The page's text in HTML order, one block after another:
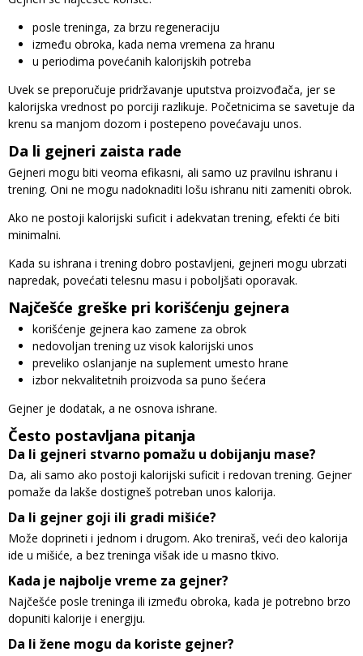
posle treninga, za brzu regeneraciju
između obroka, kada nema vremena za hranu
u periodima povećanih kalorijskih potreba
Uvek se preporučuje pridržavanje uputstva proizvođača, jer se
kalorijska vrednost po porciji razlikuje. Početnicima se savetuje da
krenu sa manjom dozom i postepeno povećavaju unos.
Da li gejneri zaista rade
Gejneri mogu biti veoma efikasni, ali samo uz pravilnu ishranu i
trening. Oni ne mogu nadoknaditi lošu ishranu niti zameniti obrok.
Ako ne postoji kalorijski suficit i adekvatan trening, efekti će biti
minimalni.
Kada su ishrana i trening dobro postavljeni, gejneri mogu ubrzati
napredak, povećati telesnu masu i poboljšati oporavak.
Najčešće greške pri korišćenju gejnera
korišćenje gejnera kao zamene za obrok
nedovoljan trening uz visok kalorijski unos
preveliko oslanjanje na suplement umesto hrane
izbor nekvalitetnih proizvoda sa puno šećera
Gejner je dodatak, a ne osnova ishrane.
Često postavljana pitanja
Da li gejneri stvarno pomažu u dobijanju mase?
Da, ali samo ako postoji kalorijski suficit i redovan trening. Gejner
pomaže da lakše dostigneš potreban unos kalorija.
Da li gejner goji ili gradi mišiće?
Može doprineti i jednom i drugom. Ako treniraš, veći deo kalorija
ide u mišiće, a bez treninga višak ide u masno tkivo.
Kada je najbolje vreme za gejner?
Najčešće posle treninga ili između obroka, kada je potrebno brzo
dopuniti kalorije i energiju.
Da li žene mogu da koriste gejner?